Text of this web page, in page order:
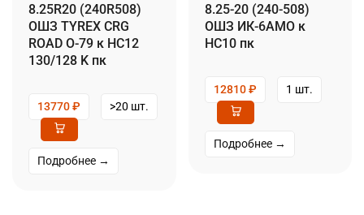
8.25R20 (240R508)
ОШЗ TYREX CRG
ROAD О-79 к НС12
130/128 K пк
13770₽ >20 шт.
Подробнее →
8.25-20 (240-508)
ОШЗ ИК-6АМО к
НС10 пк
12810₽ 1 шт.
Подробнее →